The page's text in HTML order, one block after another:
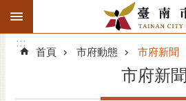
跳到主要內容區塊
搜
階
:::
:::
首頁 市府動態 市府新聞
市府新聞